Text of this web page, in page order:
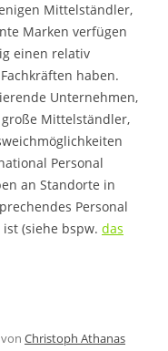
Mittelständler,
Marken verfügen
einen relativ
haben.
Unternehmen,
Mittelständler,
Personal
an Standorte in
Personal
(siehe bspw. das
von Christoph Athanas